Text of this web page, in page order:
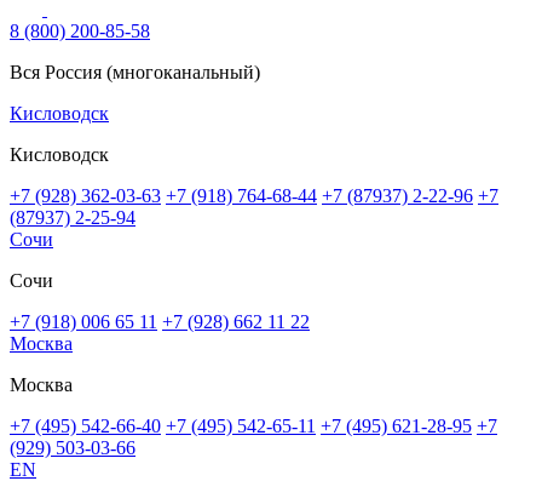
8 (800) 200-85-58
Вся Россия (многоканальный)
Кисловодск
Кисловодск
+7 (928) 362-03-63 +7 (918) 764-68-44 +7 (87937) 2-22-96 +7
(87937) 2-25-94
Сочи
Сочи
+7 (918) 006 65 11 +7 (928) 662 11 22
Москва
Москва
+7 (495) 542-66-40 +7 (495) 542-65-11 +7 (495) 621-28-95 +7
(929) 503-03-66
EN